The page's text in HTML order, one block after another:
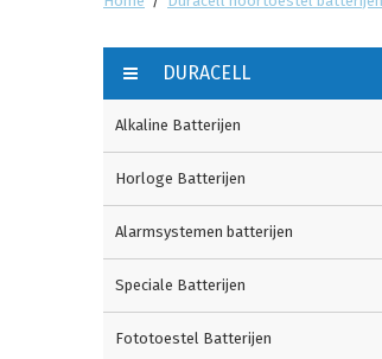
DURACELL
Alkaline Batterijen
Horloge Batterijen
Alarmsystemen batterijen
Speciale Batterijen
Fototoestel Batterijen